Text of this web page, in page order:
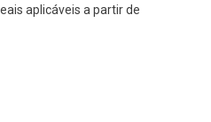
Automáticos
aplicáveis a partir de